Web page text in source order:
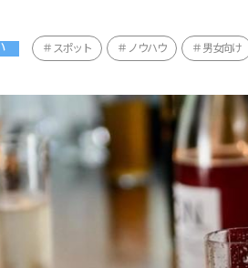
スポット ノウハウ 男女向け